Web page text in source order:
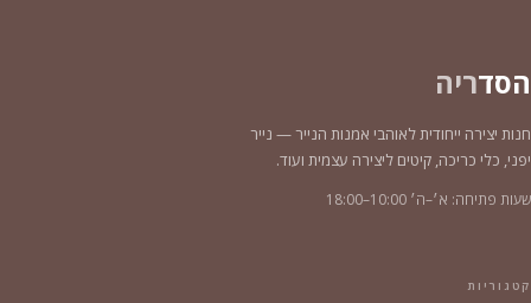
הסדריה
חנות יצירה ייחודית לאוהבי אמנות הנייר — נייר
יפני, כלי כריכה, קיטים ליצירה עצמית ועוד.
שעות פתיחה: א׳–ה׳ 10:00–18:00
קטגוריות